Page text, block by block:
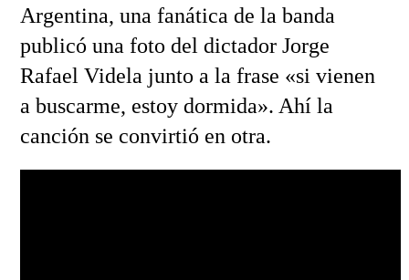
Argentina, una fanática de la banda
publicó una foto del dictador Jorge
Rafael Videla junto a la frase «si vienen
a buscarme, estoy dormida». Ahí la
canción se convirtió en otra.